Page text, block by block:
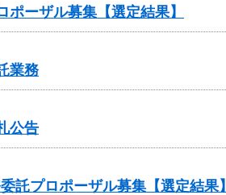
ーザル募集【選定結果】
業務
公告
託プロポーザル募集【選定結果】